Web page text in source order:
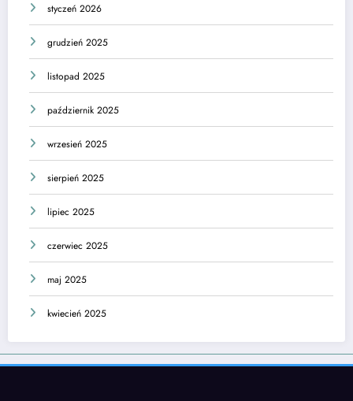
styczeń 2026
grudzień 2025
listopad 2025
październik 2025
wrzesień 2025
sierpień 2025
lipiec 2025
czerwiec 2025
maj 2025
kwiecień 2025